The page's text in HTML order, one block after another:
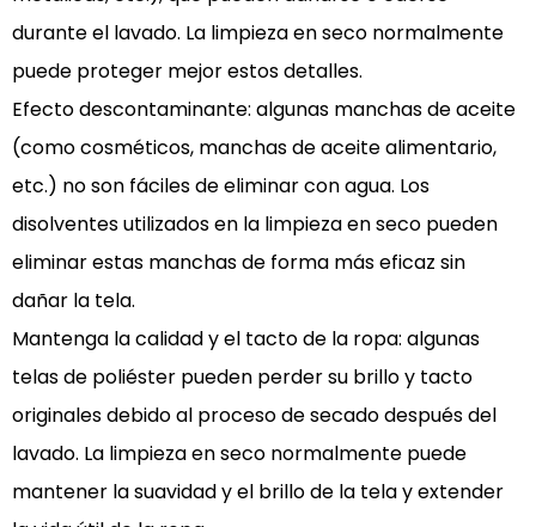
durante el lavado. La limpieza en seco normalmente
puede proteger mejor estos detalles.
Efecto descontaminante: algunas manchas de aceite
(como cosméticos, manchas de aceite alimentario,
etc.) no son fáciles de eliminar con agua. Los
disolventes utilizados en la limpieza en seco pueden
eliminar estas manchas de forma más eficaz sin
dañar la tela.
Mantenga la calidad y el tacto de la ropa: algunas
telas de poliéster pueden perder su brillo y tacto
originales debido al proceso de secado después del
lavado. La limpieza en seco normalmente puede
mantener la suavidad y el brillo de la tela y extender